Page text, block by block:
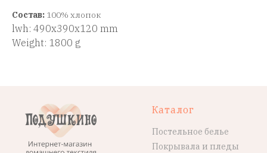
Состав: 100% хлопок
lwh: 490x390x120 mm
Weight: 1800 g
Каталог
Постельное белье
Покрывала и пледы